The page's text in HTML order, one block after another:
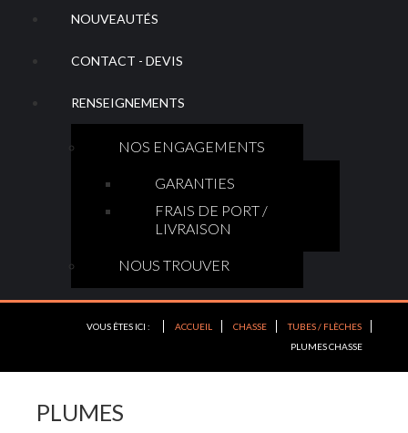
NOUVEAUTÉS
CONTACT - DEVIS
RENSEIGNEMENTS
NOS ENGAGEMENTS
GARANTIES
FRAIS DE PORT /
LIVRAISON
NOUS TROUVER
VOUS ÊTES ICI : ACCUEIL CHASSE
TUBES / FLÈCHES
PLUMES CHASSE
PLUMES